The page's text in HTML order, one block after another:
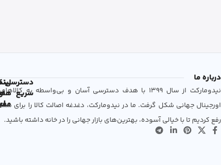
درباره ما
نیدومارکت از سال 1399 با هدف دسترسی آسان و بی‌واسطه به کالاهای
اورجینال جهانی شکل گرفت. ما در نیدومارکت، دغدغه اصالت کالا را برای شما
رفع کردیم تا با خیالی آسوده، بهترین‌های بازار جهانی را در خانه داشته باشید.
دسترسی
سریع